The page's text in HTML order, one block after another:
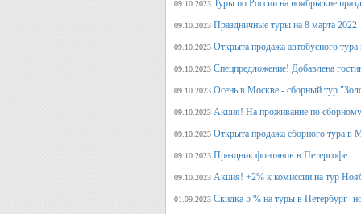
09.10.2023 Туры по России на ноябрьские
09.10.2023 Праздничные туры на 8 марта 2022
09.10.2023 Открыта продажа автобусного
09.10.2023 Спецпредложение! Добавлена
09.10.2023 Осень в Москве - сборный тур
09.10.2023 Акция! На проживание по
09.10.2023 Открыта продажа сборного тура в
09.10.2023 Праздник фонтанов в Петергофе
09.10.2023 Акция! +2% к комиссии на тур
01.09.2023 Скидка 5 % на туры в Петербург -